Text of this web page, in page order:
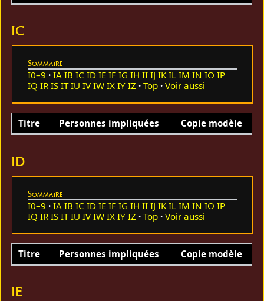
IC
Sommaire
I0–9 IA IB IC ID IE IF IG IH II IJ IK IL IM IN IO IP
IQ IR IS IT IU IV IW IX IY IZ Top Voir aussi
Titre Personnes impliquées Copie modèle
ID
Sommaire
I0–9 IA IB IC ID IE IF IG IH II IJ IK IL IM IN IO IP
IQ IR IS IT IU IV IW IX IY IZ Top Voir aussi
Titre Personnes impliquées Copie modèle
IE